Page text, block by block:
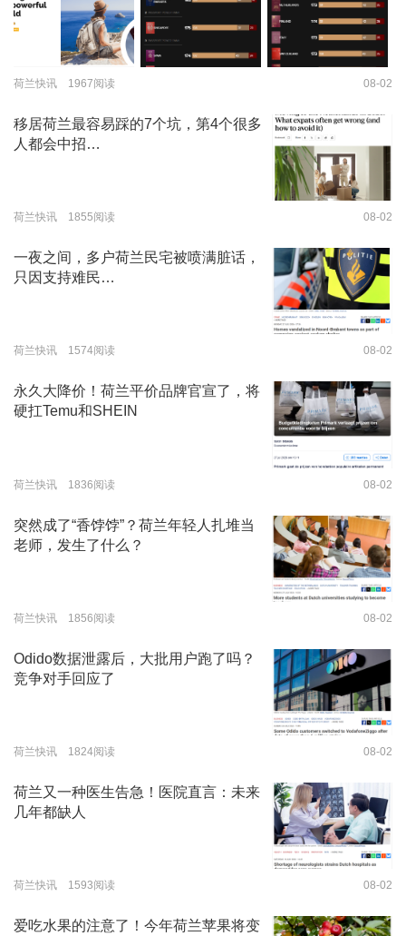
荷兰快讯 1967阅读 08-02
移居荷兰最容易踩的7个坑，第4个很多
人都会中招…
荷兰快讯 1855阅读 08-02
一夜之间，多户荷兰民宅被喷满脏话，
只因支持难民…
荷兰快讯 1574阅读 08-02
永久大降价！荷兰平价品牌官宣了，将
硬扛Temu和SHEIN
荷兰快讯 1836阅读 08-02
突然成了“香饽饽”？荷兰年轻人扎堆当
老师，发生了什么？
荷兰快讯 1856阅读 08-02
Odido数据泄露后，大批用户跑了吗？
竞争对手回应了
荷兰快讯 1824阅读 08-02
荷兰又一种医生告急！医院直言：未来
几年都缺人
荷兰快讯 1593阅读 08-02
爱吃水果的注意了！今年荷兰苹果将变